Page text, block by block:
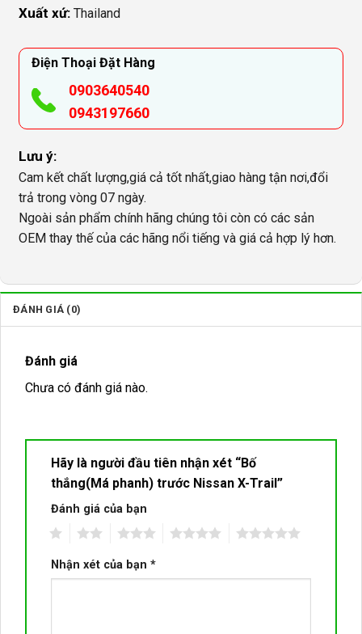
Xuất xứ: Thailand
Điện Thoại Đặt Hàng
0903640540
0943197660
Lưu ý:
Cam kết chất lượng,giá cả tốt nhất,giao hàng tận nơi,đổi
trả trong vòng 07 ngày.
Ngoài sản phẩm chính hãng chúng tôi còn có các sản
OEM thay thế của các hãng nổi tiếng và giá cả hợp lý hơn.
ĐÁNH GIÁ (0)
Đánh giá
Chưa có đánh giá nào.
Hãy là người đầu tiên nhận xét “Bố
thắng(Má phanh) trước Nissan X-Trail”
Đánh giá của bạn
Nhận xét của bạn *